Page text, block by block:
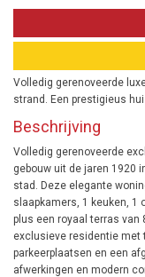
Volledig gerenoveerde
strand. Een prestigieus
Beschrijving
Volledig gerenoveerde
gebouw uit de jaren 1920
stad. Deze elegante
slaapkamers, 1 keuken, 1
plus een royaal terras van
exclusieve residentie met
parkeerplaatsen en een
afwerkingen en modern